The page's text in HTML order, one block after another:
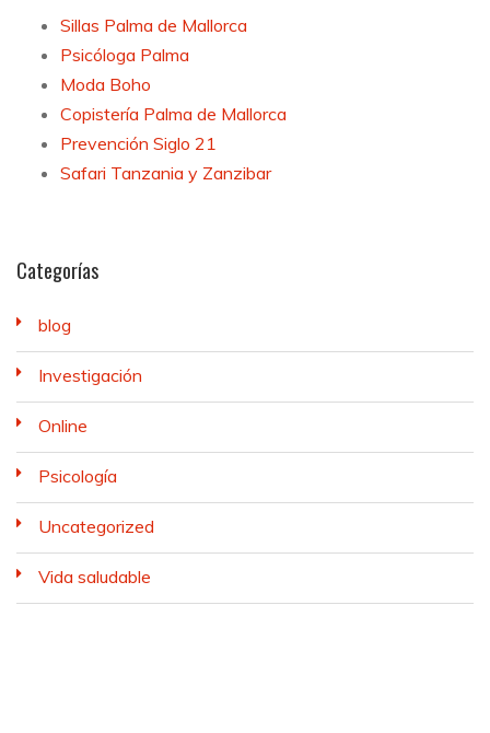
Sillas Palma de Mallorca
Psicóloga Palma
Moda Boho
Copistería Palma de Mallorca
Prevención Siglo 21
Safari Tanzania y Zanzibar
Categorías
blog
Investigación
Online
Psicología
Uncategorized
Vida saludable